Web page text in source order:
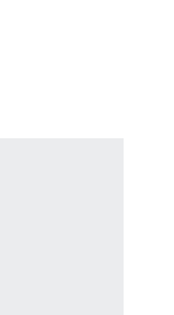
了许多用户